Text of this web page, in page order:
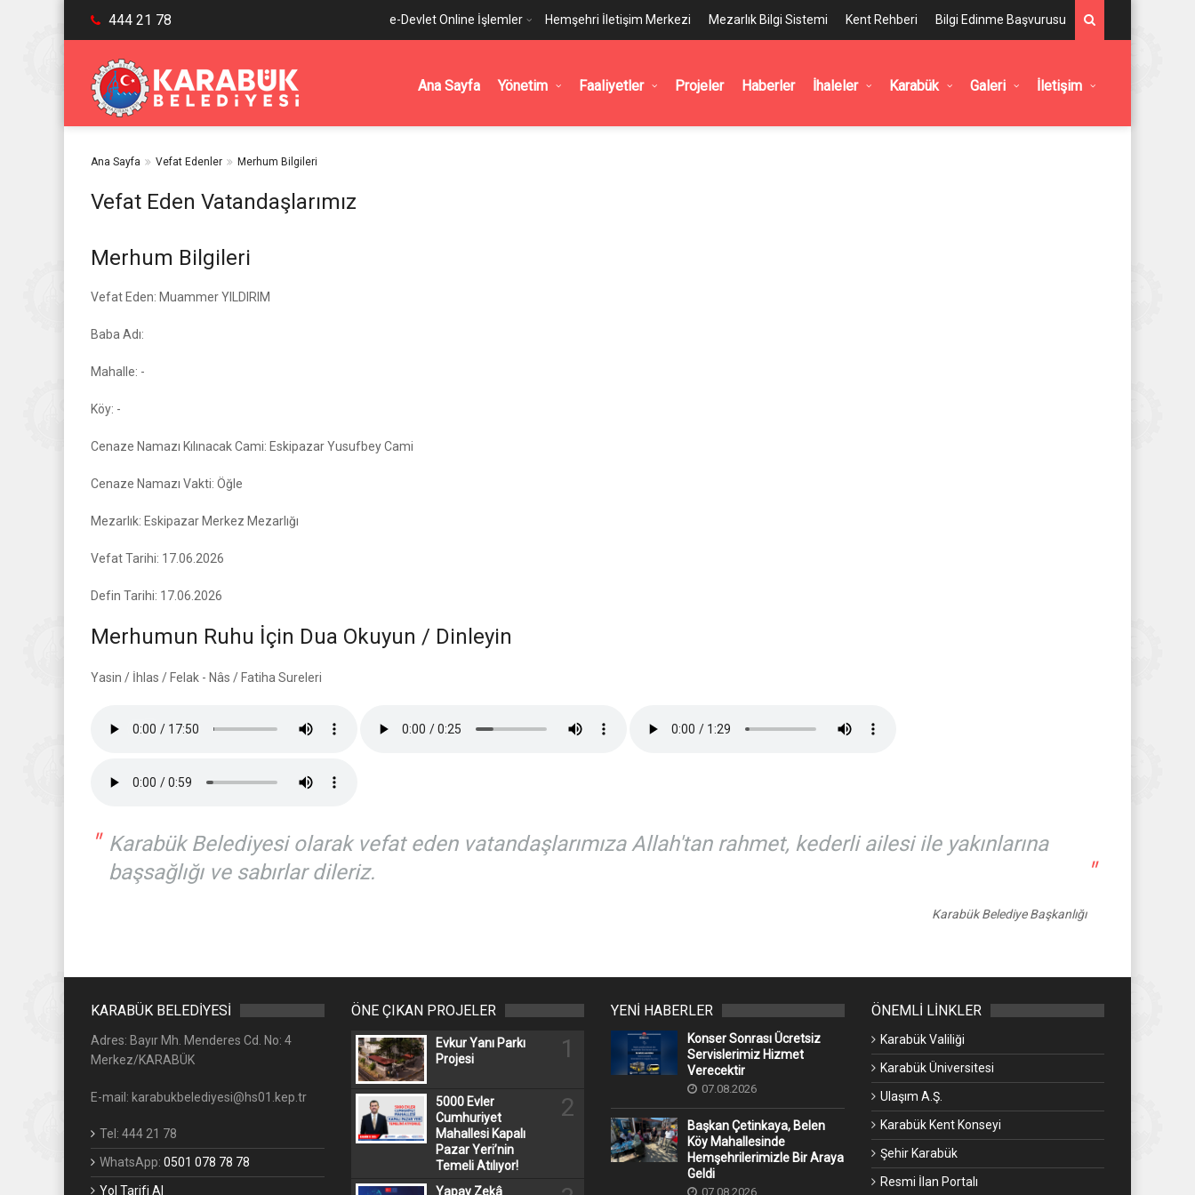
444 21 78 e-Devlet Online İşlemler Hemşehri İletişim Merkezi Mezarlık Bilgi Sistemi Kent Rehberi Bilgi Edinme Başvurusu
Ana Sayfa Yönetim Faaliyetler Projeler Haberler İhaleler Karabük Galeri İletişim
Ana Sayfa Vefat Edenler Merhum Bilgileri
Vefat Eden Vatandaşlarımız
Merhum Bilgileri
Vefat Eden: Muammer YILDIRIM
Baba Adı:
Mahalle: -
Köy: -
Cenaze Namazı Kılınacak Cami: Eskipazar Yusufbey Cami
Cenaze Namazı Vakti: Öğle
Mezarlık: Eskipazar Merkez Mezarlığı
Vefat Tarihi: 17.06.2026
Defin Tarihi: 17.06.2026
Merhumun Ruhu İçin Dua Okuyun / Dinleyin
Yasin / İhlas / Felak - Nâs / Fatiha Sureleri
" Karabük Belediyesi olarak vefat eden vatandaşlarımıza Allah'tan rahmet, kederli ailesi ile yakınlarına
başsağlığı ve sabırlar dileriz.
"
Karabük Belediye Başkanlığı
KARABÜK BELEDİYESİ
Adres: Bayır Mh. Menderes Cd. No: 4
Merkez/KARABÜK
E-mail: karabukbelediyesi@hs01.kep.tr
Tel: 444 21 78
WhatsApp: 0501 078 78 78
Yol Tarifi Al
ÖNE ÇIKAN PROJELER
Evkur Yanı Parkı
Projesi
1
5000 Evler
Cumhuriyet
Mahallesi Kapalı
Pazar Yeri’nin
Temeli Atılıyor!
2
Yapay Zekâ
YENİ HABERLER
Konser Sonrası Ücretsiz
Servislerimiz Hizmet
Verecektir
07.08.2026
Başkan Çetinkaya, Belen
Köy Mahallesinde
Hemşehrilerimizle Bir Araya
Geldi
07.08.2026
ÖNEMLİ LİNKLER
Karabük Valiliği
Karabük Üniversitesi
Ulaşım A.Ş.
Karabük Kent Konseyi
Şehir Karabük
Resmi İlan Portalı